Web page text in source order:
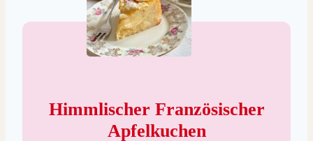
Himmlischer Französischer
Apfelkuchen